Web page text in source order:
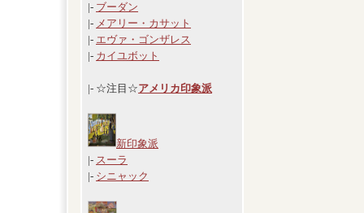
|- ブーダン
|- メアリー・カサット
|- エヴァ・ゴンザレス
|- カイユボット
|- ☆注目☆アメリカ印象派
新印象派
|- スーラ
|- シニャック